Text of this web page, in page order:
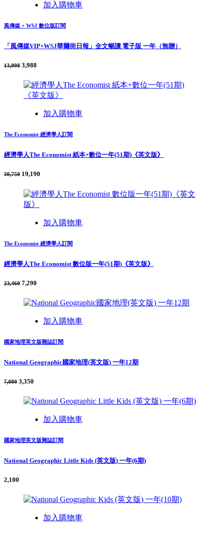
加入購物車
風傳媒 + WSJ 數位版訂閱
「風傳媒VIP+WSJ華爾街日報」全文暢讀 電子版 一年（無贈）
13,998 3,988
加入購物車
The Economist 經濟學人訂閱
經濟學人The Economist 紙本+數位一年(51期)《英文版》
30,750 19,190
加入購物車
The Economist 經濟學人訂閱
經濟學人The Economist 數位版一年(51期)《英文版》
23,460 7,290
加入購物車
國家地理英文版雜誌訂閱
National Geographic國家地理(英文版) 一年12期
7,080 3,350
加入購物車
國家地理英文版雜誌訂閱
National Geographic Little Kids (英文版) 一年(6期)
2,100
加入購物車